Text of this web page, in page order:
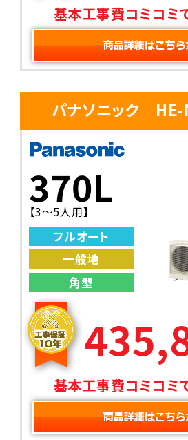
基本工事費コミコミ
パナソニック
370L
【3～5人用】
フルオート
一般地
角型
基本工事費コミコミ